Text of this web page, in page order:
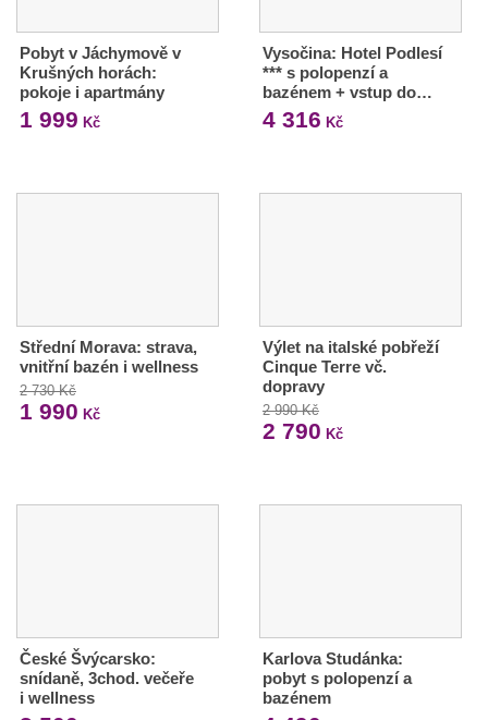
Pobyt v Jáchymově v
Krušných horách:
pokoje i apartmány
1 999 Kč
Vysočina: Hotel Podlesí
*** s polopenzí a
bazénem + vstup do…
4 316 Kč
Střední Morava: strava,
vnitřní bazén i wellness
2 730 Kč
1 990 Kč
Výlet na italské pobřeží
Cinque Terre vč.
dopravy
2 990 Kč
2 790 Kč
České Švýcarsko:
snídaně, 3chod. večeře
i wellness
Karlova Studánka:
pobyt s polopenzí a
bazénem